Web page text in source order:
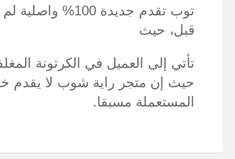
توب تقدم جديدة
قبل، حيث
تأتي إلى العميل في الكرتونة
حيث إن متجر راية شوب لا يقدم
المستعملة مسبقا.